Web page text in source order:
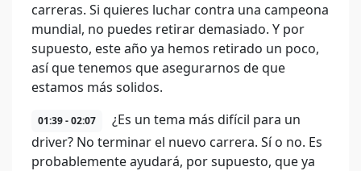
carreras. Si quieres luchar contra una campeona
mundial, no puedes retirar demasiado. Y por
supuesto, este año ya hemos retirado un poco,
así que tenemos que asegurarnos de que
estamos más solidos.
01:39 - 02:07
¿Es un tema más difícil para un
driver? No terminar el nuevo carrera. Sí o no. Es
probablemente ayudará, por supuesto, que ya